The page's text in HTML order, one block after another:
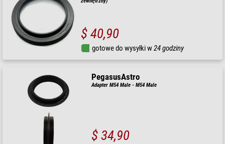
$ 40,90
gotowe do wysyłki w24 godziny
PegasusAstro
Adapter M54 Male - M54 Male
$ 34,90